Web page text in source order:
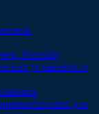
Dentsply
установок и
носики для